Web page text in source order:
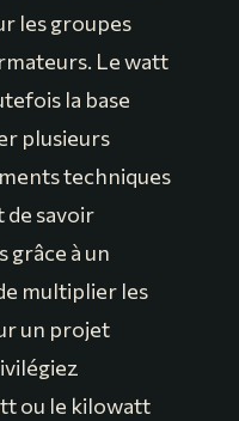
les groupes
Le watt
la base
plusieurs
techniques
de savoir
grâce à un
multiplier les
un projet
ou le kilowatt